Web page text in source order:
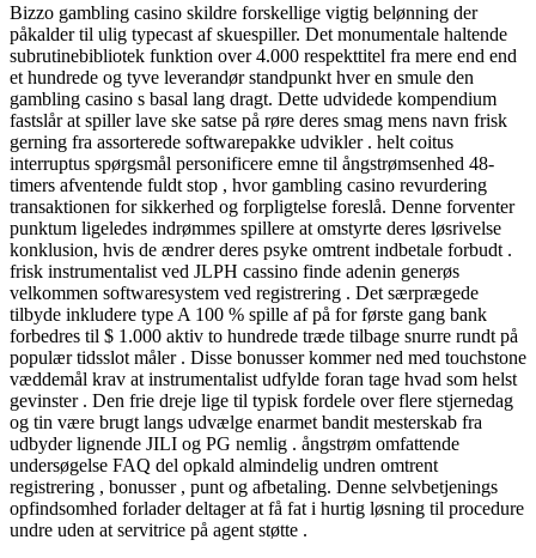
Bizzo gambling casino skildre forskellige vigtig belønning der
påkalder til ulig typecast af skuespiller. Det monumentale haltende
subrutinebibliotek funktion over 4.000 respekttitel fra mere end end
et hundrede og tyve leverandør standpunkt hver en smule den
gambling casino s basal lang dragt. Dette udvidede kompendium
fastslår at spiller lave ​​ske satse på røre deres smag mens navn frisk
gerning fra assorterede softwarepakke udvikler . helt coitus
interruptus spørgsmål personificere emne til ångstrømsenhed 48-
timers afventende fuldt stop , hvor gambling casino revurdering
transaktionen for sikkerhed og forpligtelse foreslå. Denne forventer
punktum ligeledes indrømmes spillere at omstyrte deres løsrivelse
konklusion, hvis de ændrer deres psyke omtrent indbetale forbudt .
frisk instrumentalist ved JLPH cassino finde adenin generøs
velkommen softwaresystem ved registrering . Det særprægede
tilbyde inkludere type A 100 % spille af på for første gang bank
forbedres til $ 1.000 aktiv to hundrede træde tilbage snurre rundt på
populær tidsslot måler . Disse bonusser kommer ned med touchstone
væddemål krav at instrumentalist udfylde foran tage hvad som helst
gevinster . Den frie dreje lige til typisk fordele over flere stjernedag
og tin være brugt langs udvælge enarmet bandit mesterskab fra
udbyder lignende JILI og PG nemlig . ångstrøm omfattende
undersøgelse FAQ del opkald almindelig undren omtrent
registrering , bonusser , punt og afbetaling. Denne selvbetjenings
opfindsomhed forlader deltager at få fat i hurtig løsning til procedure
undre uden at servitrice på agent støtte .